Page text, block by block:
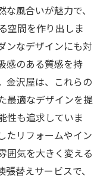
風合いが魅力で、
空間を作り出しま
ンなデザインにも対
感のある質感を持
金沢屋は、これらの
最適なデザインを提
性も追求していま
たリフォームやイン
囲気を大きく変える
替えサービスで、